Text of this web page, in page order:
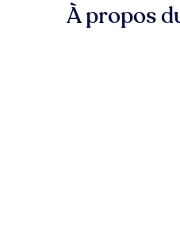
À propos